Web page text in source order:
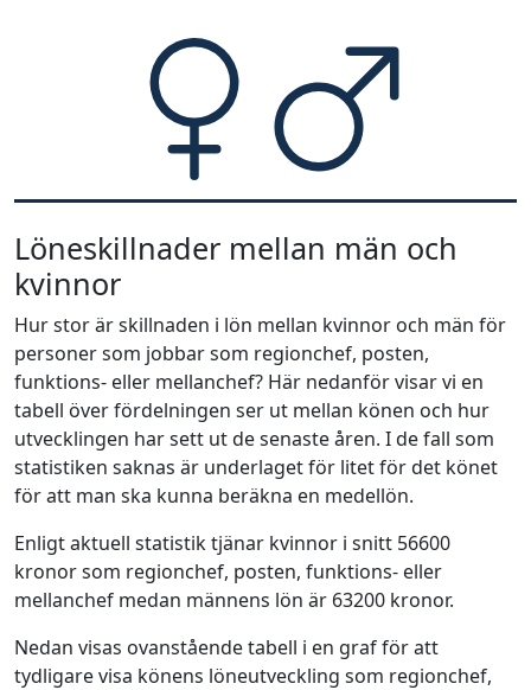
Löneskillnader mellan män och
kvinnor
Hur stor är skillnaden i lön mellan kvinnor och män för
personer som jobbar som regionchef, posten,
funktions- eller mellanchef? Här nedanför visar vi en
tabell över fördelningen ser ut mellan könen och hur
utvecklingen har sett ut de senaste åren. I de fall som
statistiken saknas är underlaget för litet för det könet
för att man ska kunna beräkna en medellön.
Enligt aktuell statistik tjänar kvinnor i snitt 56600
kronor som regionchef, posten, funktions- eller
mellanchef medan männens lön är 63200 kronor.
Nedan visas ovanstående tabell i en graf för att
tydligare visa könens löneutveckling som regionchef,